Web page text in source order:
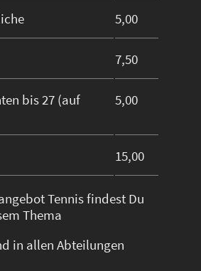
5,00
7,50
bis 27 (auf
5,00
15,00
Tennis findest Du
Thema
in allen Abteilungen